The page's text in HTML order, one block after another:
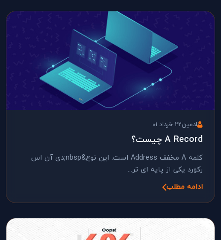
ادمین22 خرداد 01
A Record چیست؟
کلمه A مخفف Address است. این نوع&nbsp;دی آن اس
رکورد یکی از پایه ای تر...
ادامه مطلب